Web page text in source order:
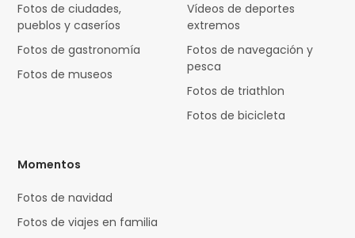
Fotos de ciudades,
pueblos y caseríos
Fotos de gastronomía
Fotos de museos
Vídeos de deportes
extremos
Fotos de navegación y
pesca
Fotos de triathlon
Fotos de bicicleta
Momentos
Fotos de navidad
Fotos de viajes en familia